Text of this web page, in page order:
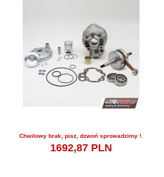
Chwilowy brak, pisz, dzwoń sprowadzimy !.
1692,87 PLN